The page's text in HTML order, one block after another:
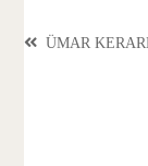
ÜMAR